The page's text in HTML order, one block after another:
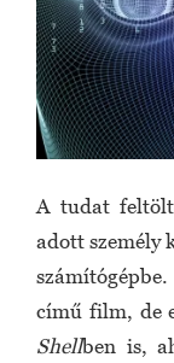
A tudat
adott személy
című film, de
Shellben is,